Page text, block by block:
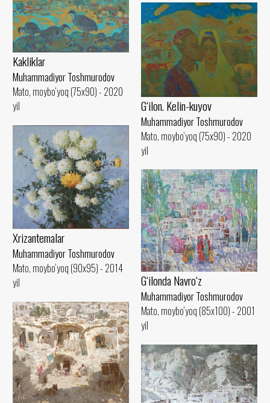
Kakliklar
Muhammadiyor Toshmurodov
Mato, moybo‘yoq (75x90) - 2020
yil
G‘ilon. Kelin-kuyov
Muhammadiyor Toshmurodov
Mato, moybo‘yoq (75x90) - 2020
yil
Xrizantemalar
Muhammadiyor Toshmurodov
Mato, moybo‘yoq (90x95) - 2014
yil
G‘ilonda Navro‘z
Muhammadiyor Toshmurodov
Mato, moybo‘yoq (85x100) - 2001
yil